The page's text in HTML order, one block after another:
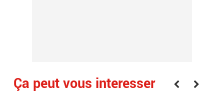
Ça peut vous interesser